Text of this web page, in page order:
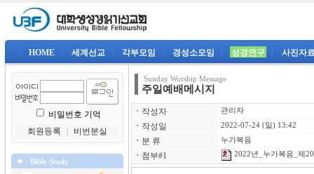
HOME 세계선교 각부모임 경성소모임 성경연구 사진자
비밀번호 기억
회원등록
비번분실
Bible Study
Sunday Worship Message
주일예배메시지
ㆍ 작성자 관리자
ㆍ 작성일 2022-07-24 (일) 13:42
ㆍ 분 류 누가복음
ㆍ 첨부#1 2022년_누가복음_제